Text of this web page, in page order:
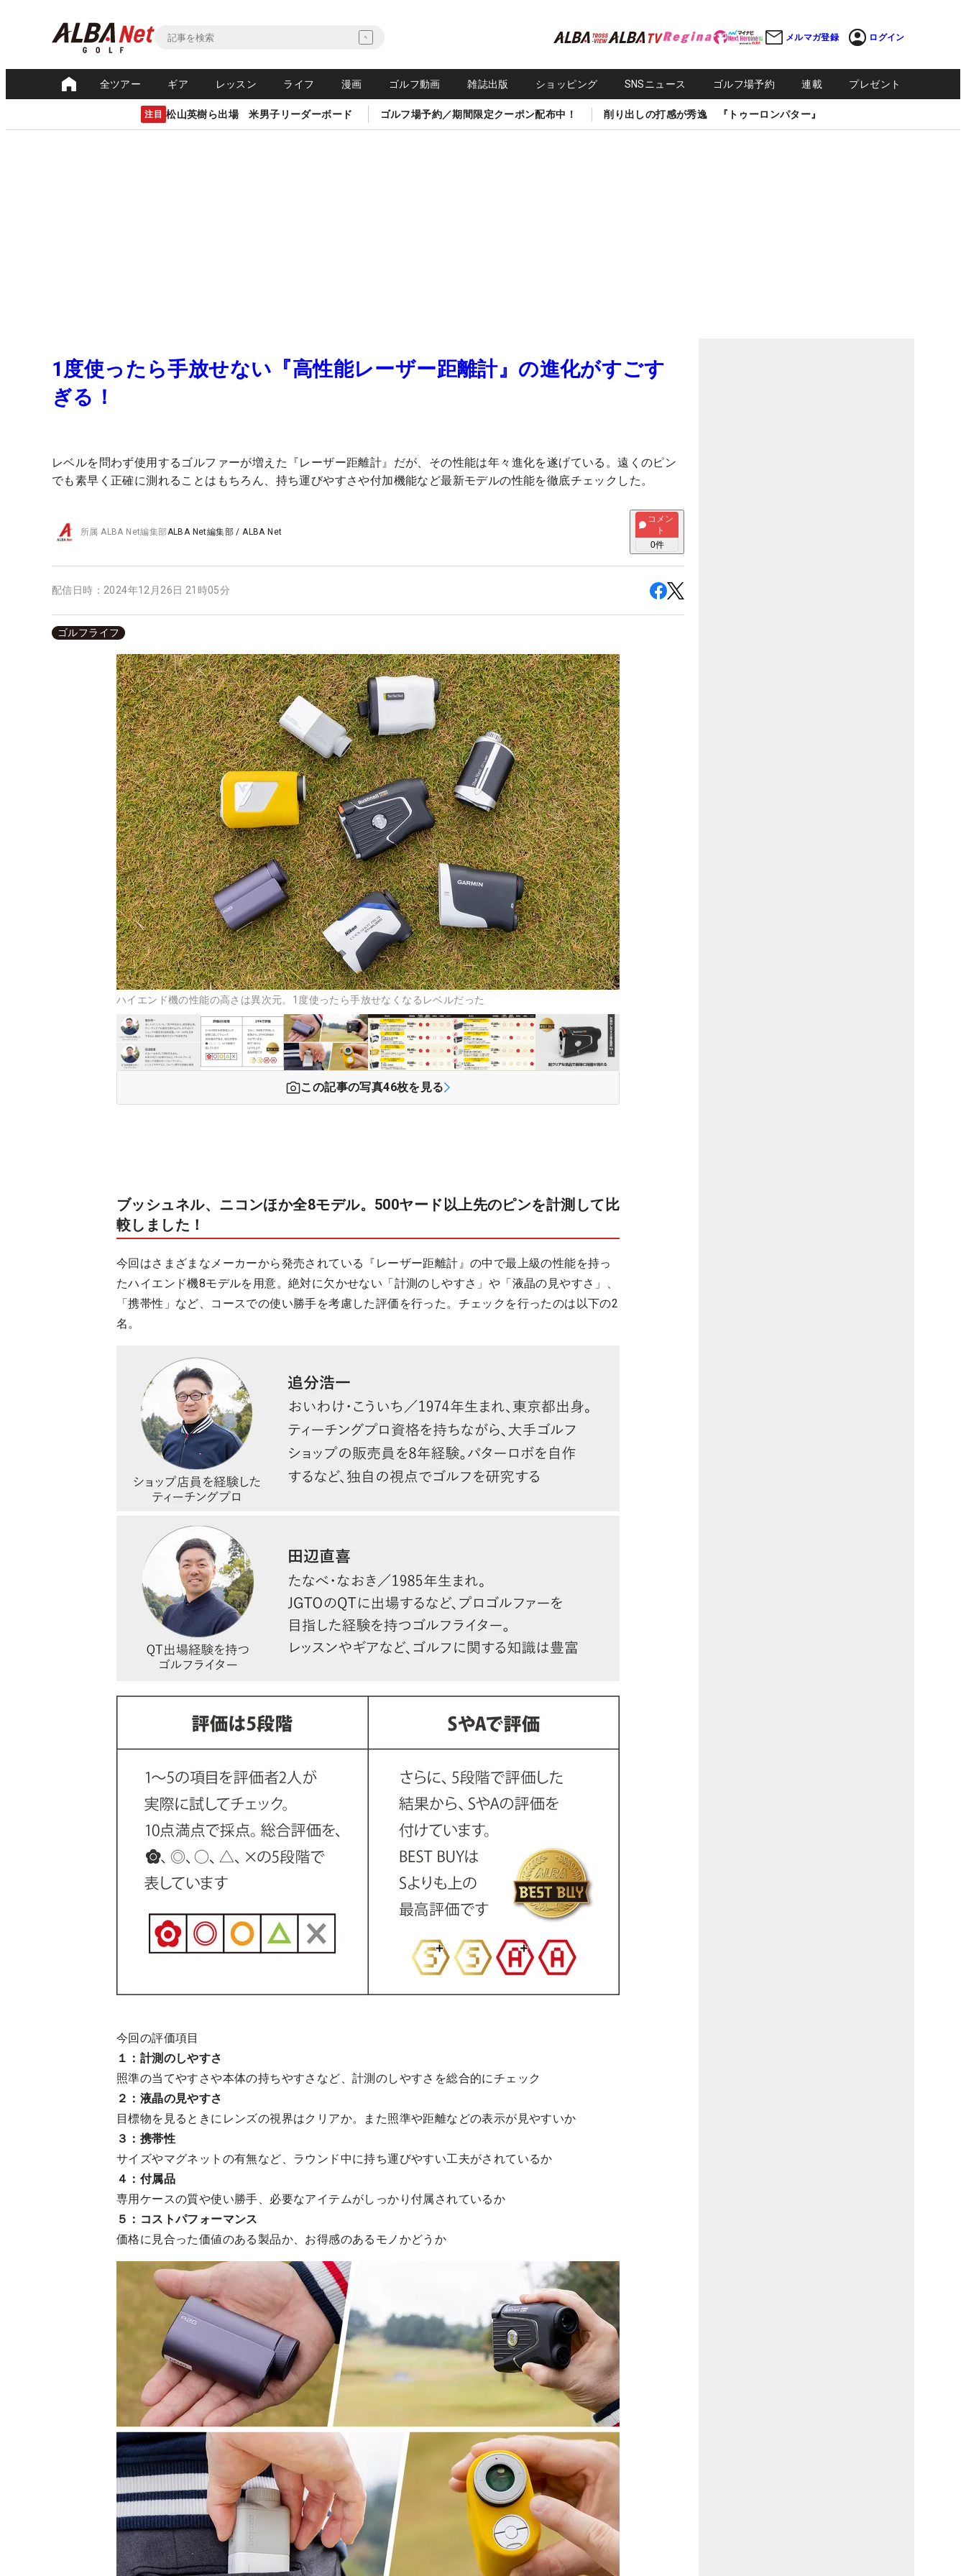
メルマガ登録 ログイン
全ツアー ギア レッスン ライフ 漫画 ゴルフ動画 雑誌出版 ショッピング SNSニュース ゴルフ場予約 連載 プレゼント
注目 松山英樹ら出場 米男子リーダーボード ゴルフ場予約／期間限定クーポン配布中！ 削り出しの打感が秀逸 『トゥーロンパター』
1度使ったら手放せない『高性能レーザー距離計』の進化がすごす
ぎる！
レベルを問わず使用するゴルファーが増えた『レーザー距離計』だが、その性能は年々進化を遂げている。遠くのピン
でも素早く正確に測れることはもちろん、持ち運びやすさや付加機能など最新モデルの性能を徹底チェックした。
所属ALBA Net編集部ALBA Net編集部 /ALBA Net
コメン
ト
0件
配信日時： 2024年12月26日 21時05分
ゴルフライフ
ハイエンド機の性能の高さは異次元。1度使ったら手放せなくなるレベルだった
この記事の写真46枚を見る
ブッシュネル、ニコンほか全8モデル。500ヤード以上先のピンを計測して比
較しました！
今回はさまざまなメーカーから発売されている『レーザー距離計』の中で最上級の性能を持っ
たハイエンド機8モデルを用意。絶対に欠かせない「計測のしやすさ」や「液晶の見やすさ」、
「携帯性」など、コースでの使い勝手を考慮した評価を行った。チェックを行ったのは以下の2
名。
今回の評価項目
１：計測のしやすさ
照準の当てやすさや本体の持ちやすさなど、計測のしやすさを総合的にチェック
２：液晶の見やすさ
目標物を見るときにレンズの視界はクリアか。また照準や距離などの表示が見やすいか
３：携帯性
サイズやマグネットの有無など、ラウンド中に持ち運びやすい工夫がされているか
４：付属品
専用ケースの質や使い勝手、必要なアイテムがしっかり付属されているか
５：コストパフォーマンス
価格に見合った価値のある製品か、お得感のあるモノかどうか